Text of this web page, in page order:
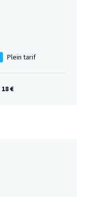
Plein tarif
18 €